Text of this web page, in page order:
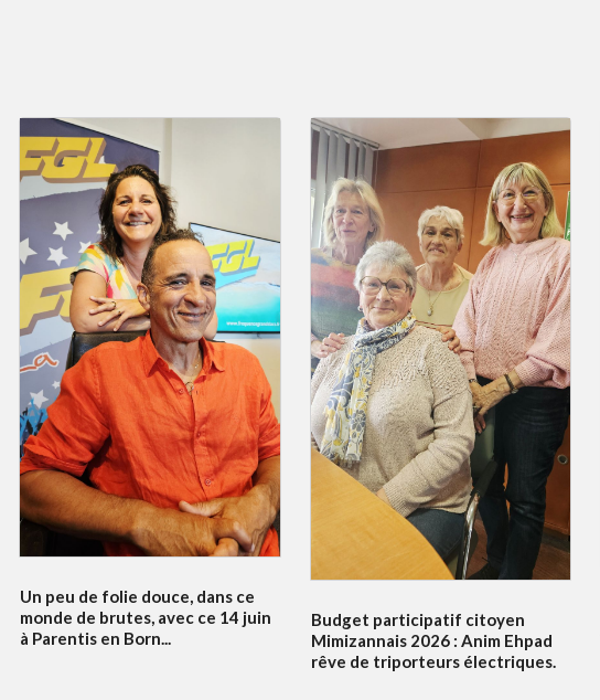
Un peu de folie douce, dans ce
monde de brutes, avec ce 14 juin
à Parentis en Born...
Budget participatif citoyen
Mimizannais 2026 : Anim Ehpad
rêve de triporteurs électriques.